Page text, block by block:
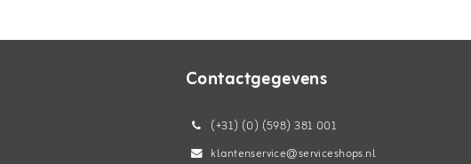
Contactgegevens
(+31) (0) (598) 381 001
klantenservice@serviceshops.nl